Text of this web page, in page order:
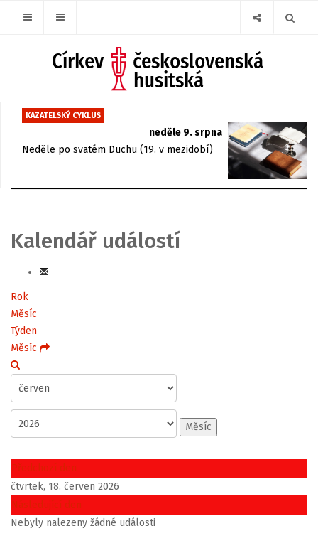
KAZATELSKÝ CYKLUS
neděle 9. srpna
Neděle po svatém Duchu (19. v mezidobí)
Kalendář událostí
Rok
Měsíc
Týden
Měsíc
Měsíc
Předchozí den
čtvrtek, 18. červen 2026
Následující den
Nebyly nalezeny žádné události